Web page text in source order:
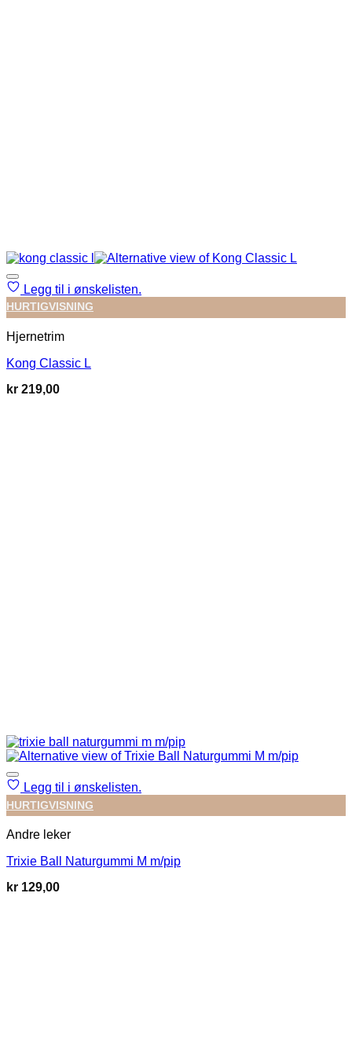
Legg til i ønskelisten.
HURTIGVISNING
Hjernetrim
Kong Classic L
kr 219,00
Legg til i ønskelisten.
HURTIGVISNING
Andre leker
Trixie Ball Naturgummi M m/pip
kr 129,00